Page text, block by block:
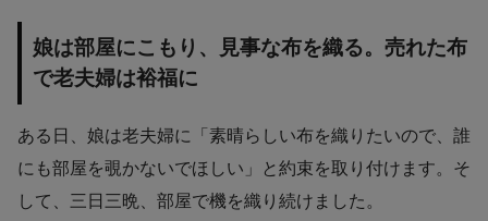
娘は部屋にこもり、見事な布を織る。売れた布
で老夫婦は裕福に
ある日、娘は老夫婦に「素晴らしい布を織りたいので、誰
にも部屋を覗かないでほしい」と約束を取り付けます。そ
して、三日三晩、部屋で機を織り続けました。